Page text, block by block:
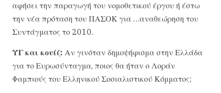
αφήσει την παραγωγή του νομοθετικού έργου ή έστω
την νέα πρόταση του ΠΑΣΟΚ για …αναθεώρηση του
Συντάγματος το 2010.
ΥΓ και κουίζ: Αν γινόταν δημοψήφισμα στην Ελλάδα
για το Ευρωσύνταγμα, ποιος θα ήταν ο Λοράν
Φαμπιούς του Ελληνικού Σοσιαλιστικού Κόμματος;